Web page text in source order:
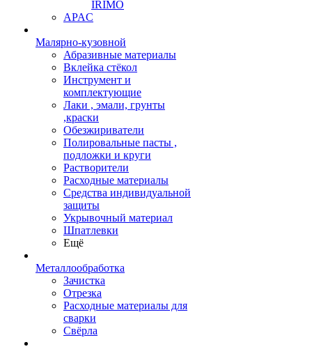
IRIMO
APAC
Малярно-кузовной
Абразивные материалы
Вклейка стёкол
Инструмент и
комплектующие
Лаки , эмали, грунты
,краски
Обезжириватели
Полировальные пасты ,
подложки и круги
Растворители
Расходные материалы
Средства индивидуальной
защиты
Укрывочный материал
Шпатлевки
Ещё
Металлообработка
Зачистка
Отрезка
Расходные материалы для
сварки
Свёрла